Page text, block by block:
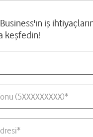
iş
keşfedin!
(5XXXXXXXXX)*